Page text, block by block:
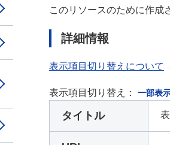
このリソースのために作成
詳細情報
表示項目切り替えについて
表示項目切り替え： 一部表
タイトル